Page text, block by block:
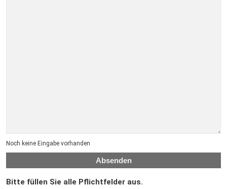
Noch keine Eingabe vorhanden
Absenden
Bitte füllen Sie alle Pflichtfelder aus.